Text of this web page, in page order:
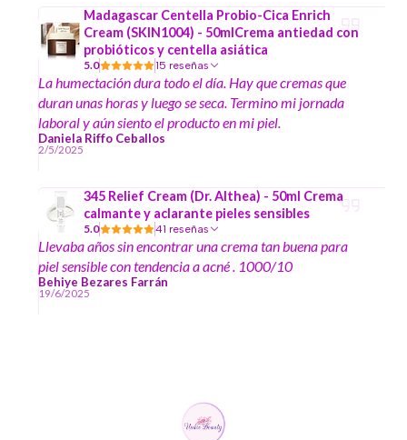
Madagascar Centella Probio-Cica Enrich
Cream (SKIN1004) - 50mlCrema antiedad con
probióticos y centella asiática
5.0 15 reseñas
La humectación dura todo el día. Hay que cremas que
duran unas horas y luego se seca. Termino mi jornada
laboral y aún siento el producto en mi piel.
Daniela Riffo Ceballos
2/5/2025
345 Relief Cream (Dr. Althea) - 50ml Crema
calmante y aclarante pieles sensibles
5.0 41 reseñas
Llevaba años sin encontrar una crema tan buena para
piel sensible con tendencia a acné . 1000/10
Behiye Bezares Farrán
19/6/2025